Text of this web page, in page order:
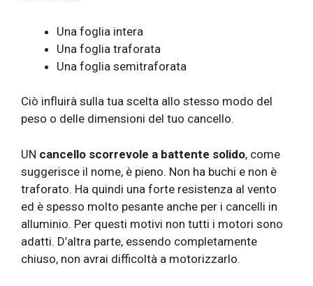
Una foglia intera
Una foglia traforata
Una foglia semitraforata
Ciò influirà sulla tua scelta allo stesso modo del
peso o delle dimensioni del tuo cancello.
UN cancello scorrevole a battente solido, come
suggerisce il nome, è pieno. Non ha buchi e non è
traforato. Ha quindi una forte resistenza al vento
ed è spesso molto pesante anche per i cancelli in
alluminio. Per questi motivi non tutti i motori sono
adatti. D’altra parte, essendo completamente
chiuso, non avrai difficoltà a motorizzarlo.